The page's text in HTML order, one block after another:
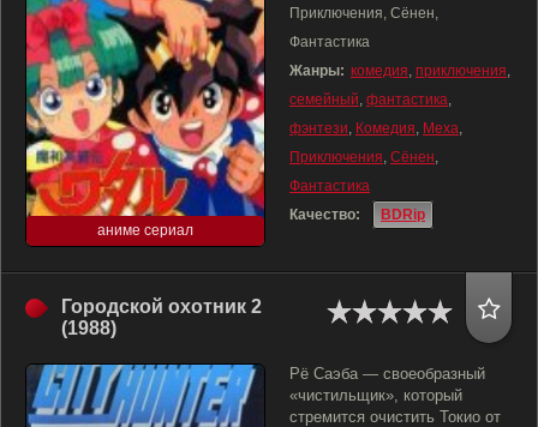
аниме сериал
Приключения, Сёнен,
Фантастика
Жанры: комедия, приключения,
семейный, фантастика,
фэнтези, Комедия, Меха,
Приключения, Сёнен,
Фантастика
Качество:
BDRip
Городской охотник 2
(1988)
Рё Саэба — своеобразный
«чистильщик», который
стремится очистить Токио от